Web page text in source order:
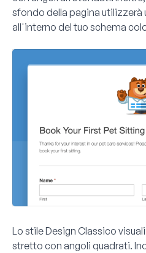
sfondo della pagina utilizzerà
all'interno del tuo schema
Lo stileDesign Classico
stretto con angoli quadrati.